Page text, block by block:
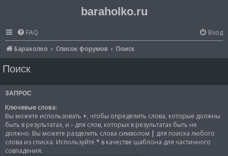
baraholko.ru
FAQ
Вход
Барахолко
Список форумов Поиск
Поиск
ЗАПРОС
Ключевые слова:
Вы можете использовать +, чтобы определить слова, которые должны
быть в результатах, и - для слов, которых в результатах быть не
должно. Вы можете разделить слова символом | для поиска любого
слова из списка. Используйте * в качестве шаблона для частичного
совпадения.